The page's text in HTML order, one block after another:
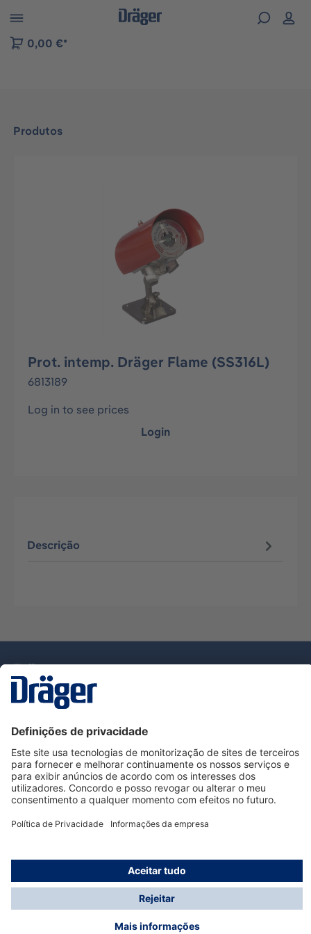
to B2B platform navigation
0,00 €*
Produtos
Prot. intemp. Dräger Flame (SS316L)
6813189
Log in to see prices
Login
Descrição
Serviço de Apoio ao Cliente Dräger
Utilização da loja
Informações
© Dräger Portugal, Lda, 2024
* Todos os preços excl. IVA mais
possíveis taxas de entrega, se não for indicado o